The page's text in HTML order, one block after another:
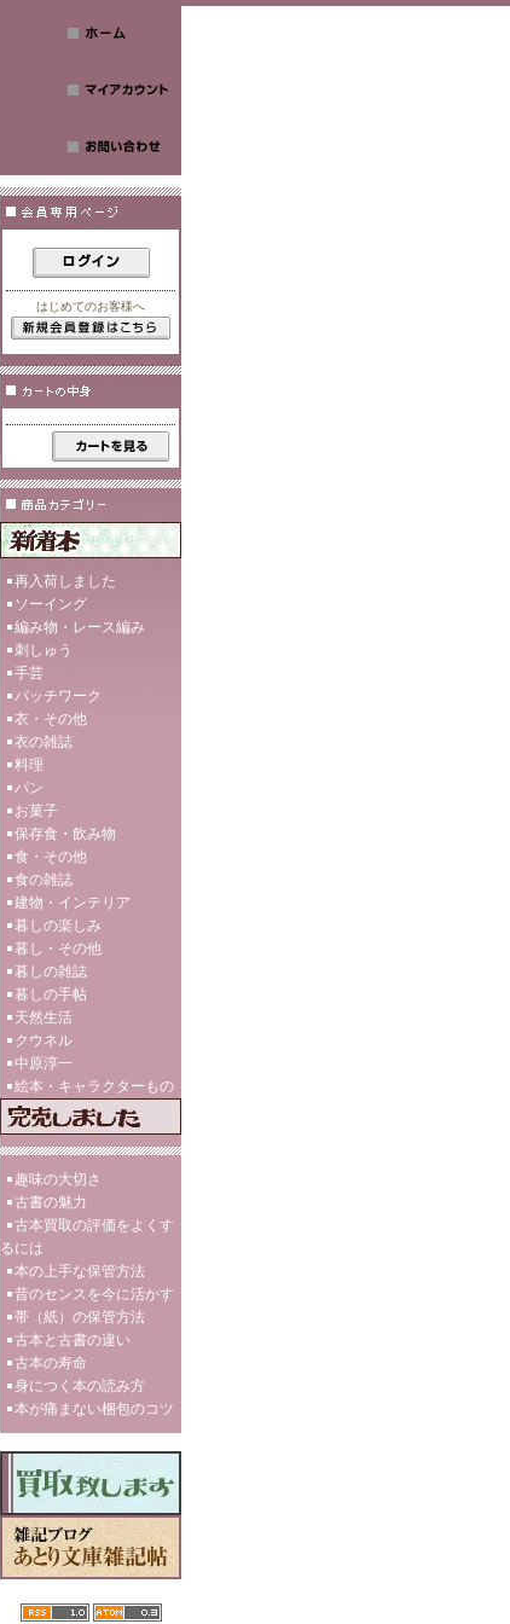
はじめてのお客様へ
再入荷しました
ソーイング
編み物・レース編み
刺しゅう
手芸
パッチワーク
衣・その他
衣の雑誌
料理
パン
お菓子
保存食・飲み物
食・その他
食の雑誌
建物・インテリア
暮しの楽しみ
暮し・その他
暮しの雑誌
暮しの手帖
天然生活
クウネル
中原淳一
絵本・キャラクターもの
趣味の大切さ
古書の魅力
古本買取の評価をよくす
るには
本の上手な保管方法
昔のセンスを今に活かす
帯（紙）の保管方法
古本と古書の違い
古本の寿命
身につく本の読み方
本が痛まない梱包のコツ